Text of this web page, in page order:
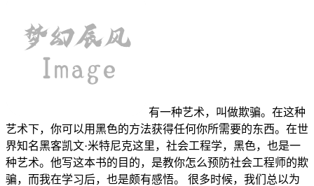
有一种艺术，叫做欺骗。在这种
艺术下，你可以用黑色的方法获得任何你所需要的东西。在世
界知名黑客凯文·米特尼克这里，社会工程学，黑色，也是一
种艺术。他写这本书的目的，是教你怎么预防社会工程师的欺
骗，而我在学习后，也是颇有感悟。 很多时候，我们总以为